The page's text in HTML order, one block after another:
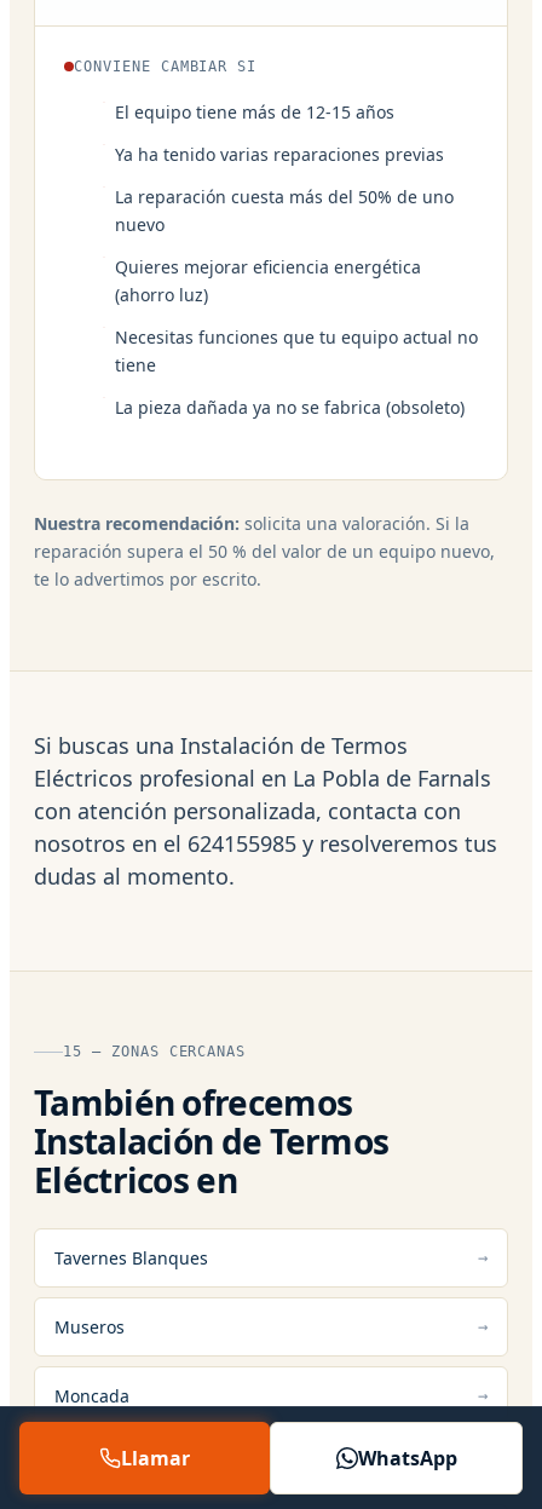
CONVIENE CAMBIAR SI
El equipo tiene más de 12-15 años
Ya ha tenido varias reparaciones previas
La reparación cuesta más del 50% de uno
nuevo
Quieres mejorar eficiencia energética
(ahorro luz)
Necesitas funciones que tu equipo actual no
tiene
La pieza dañada ya no se fabrica (obsoleto)
Nuestra recomendación: solicita una valoración. Si la
reparación supera el 50 % del valor de un equipo nuevo,
te lo advertimos por escrito.
Si buscas una Instalación de Termos
Eléctricos profesional en La Pobla de Farnals
con atención personalizada, contacta con
nosotros en el 624155985 y resolveremos tus
dudas al momento.
15 — ZONAS CERCANAS
También ofrecemos
Instalación de Termos
Eléctricos en
Tavernes Blanques
Museros
Moncada
RafelbunyolLlamar WhatsApp